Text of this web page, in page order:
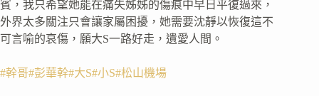
賓，我只希望她能在痛失姊姊的傷痕中早日平復過來，
外界太多關注只會讓家屬困擾，她需要沈靜以恢復這不
可言喻的哀傷，願大S一路好走，遺愛人間。
#幹哥#彭華幹#大S#小S#松山機場